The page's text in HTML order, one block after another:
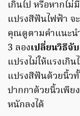
เกินไป หรือหากไ
แปรงสีฟันไฟฟ้า จ
คุณดูตามคำแนะน
3 ลองเปลี่ยนวิธีจั
แปรงไม่ให้แรงเกิ
แปรงสีฟันด้วยนิ้วทั้
ปากกาด้วยนิ้วเพีย
หนักลงได้